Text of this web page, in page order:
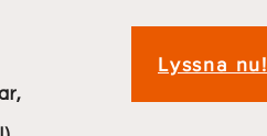
Lyssna nu!